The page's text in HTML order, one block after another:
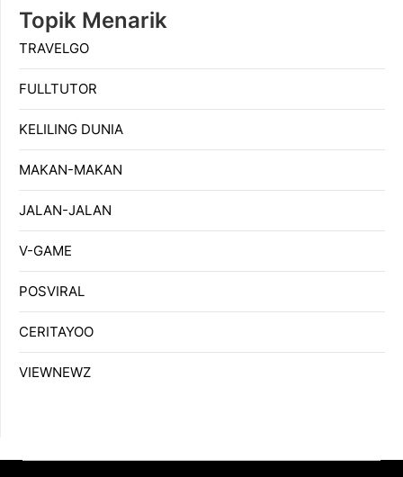
Topik Menarik
TRAVELGO
FULLTUTOR
KELILING DUNIA
MAKAN-MAKAN
JALAN-JALAN
V-GAME
POSVIRAL
CERITAYOO
VIEWNEWZ